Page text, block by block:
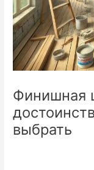
Финишная
выбрать